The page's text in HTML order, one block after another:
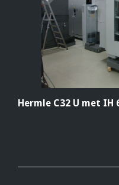
Hermle C32 U met